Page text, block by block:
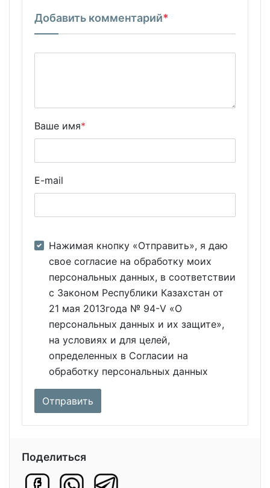
Добавить комментарий*
Ваше имя*
E-mail
Нажимая кнопку «Отправить», я даю
свое согласие на обработку моих
персональных данных, в соответствии
с Законом Республики Казахстан от
21 мая 2013года № 94-V «О
персональных данных и их защите»,
на условиях и для целей,
определенных в Согласии на
обработку персональных данных
Поделиться